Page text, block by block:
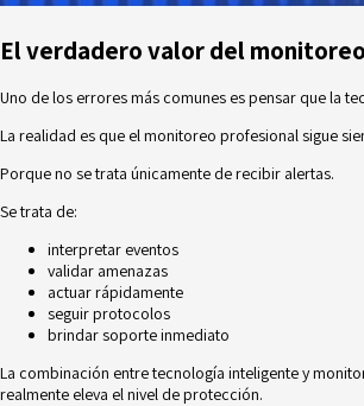
El verdadero valor del
Uno de los errores más comunes es pensar que la
La realidad es que el monitoreo profesional sigue
Porque no se trata únicamente de recibir alertas.
Se trata de:
interpretar eventos
validar amenazas
actuar rápidamente
seguir protocolos
brindar soporte inmediato
La combinación entre tecnología inteligente y
realmente eleva el nivel de protección.